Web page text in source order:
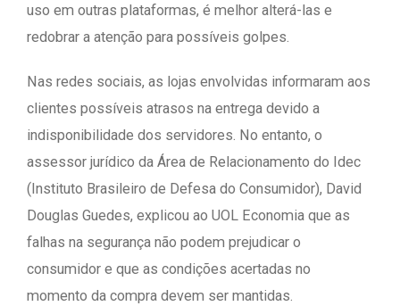
uso em outras plataformas, é melhor alterá-las e
redobrar a atenção para possíveis golpes.
Nas redes sociais, as lojas envolvidas informaram aos
clientes possíveis atrasos na entrega devido a
indisponibilidade dos servidores. No entanto, o
assessor jurídico da Área de Relacionamento do Idec
(Instituto Brasileiro de Defesa do Consumidor), David
Douglas Guedes, explicou ao UOL Economia que as
falhas na segurança não podem prejudicar o
consumidor e que as condições acertadas no
momento da compra devem ser mantidas.